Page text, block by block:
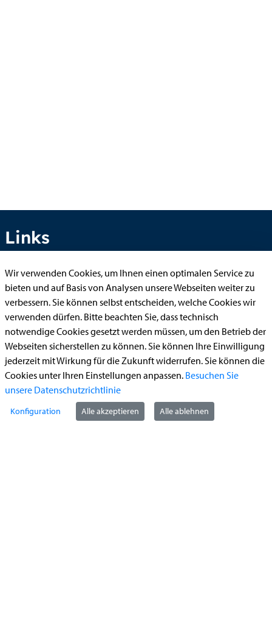
Links
Anhörung online
Aufenthaltserlaubnis
Bauantrag
Begleitetes Fahren ab 17 (Erstantrag)
Führerschein (Umtausch)
Reiterplakette (Verlängerungsantrag online)
Ummeldung zugelassenes Fahrzeug
Wir verwenden Cookies, um Ihnen einen optimalen Service zu
bieten und auf Basis von Analysen unsere Webseiten weiter zu
verbessern. Sie können selbst entscheiden, welche Cookies wir
verwenden dürfen. Bitte beachten Sie, dass technisch
notwendige Cookies gesetzt werden müssen, um den Betrieb der
Webseiten sicherstellen zu können. Sie können Ihre Einwilligung
jederzeit mit Wirkung für die Zukunft widerrufen. Sie können die
Cookies unter Ihren Einstellungen anpassen. Besuchen Sie
unsere Datenschutzrichtlinie
Konfiguration Alle akzeptieren Alle ablehnen